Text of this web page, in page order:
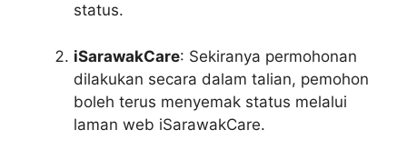
status.
iSarawakCare: Sekiranya permohonan
dilakukan secara dalam talian, pemohon
boleh terus menyemak status melalui
laman web iSarawakCare.